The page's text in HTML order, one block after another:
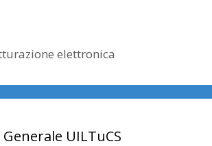
elettronica
UILTuCS